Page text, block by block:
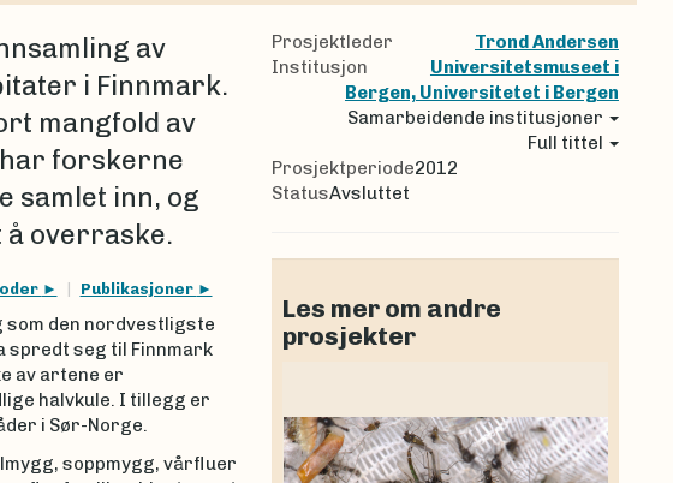
av
i Finnmark.
mangfold av
forskerne
samlet inn, og
overraske.
Publikasjoner
som den nordvestligste
spredt seg til Finnmark
av artene er
halvkule. I tillegg er
i Sør-Norge.
soppmygg, vårfluer
Prosjektleder
Trond Andersen
Institusjon
Universitetsmuseet i
Bergen, Universitetet i Bergen
Samarbeidende institusjoner
Full tittel
Prosjektperiode2012
StatusAvsluttet
Les mer om andre
prosjekter